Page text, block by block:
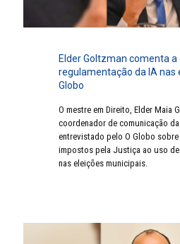
Elder Goltzman comenta
regulamentação da IA nas
Globo
O mestre em Direito, Elder Maia
coordenador de comunicação da
entrevistado pelo O Globo
impostos pela Justiça ao uso
nas eleições municipais.